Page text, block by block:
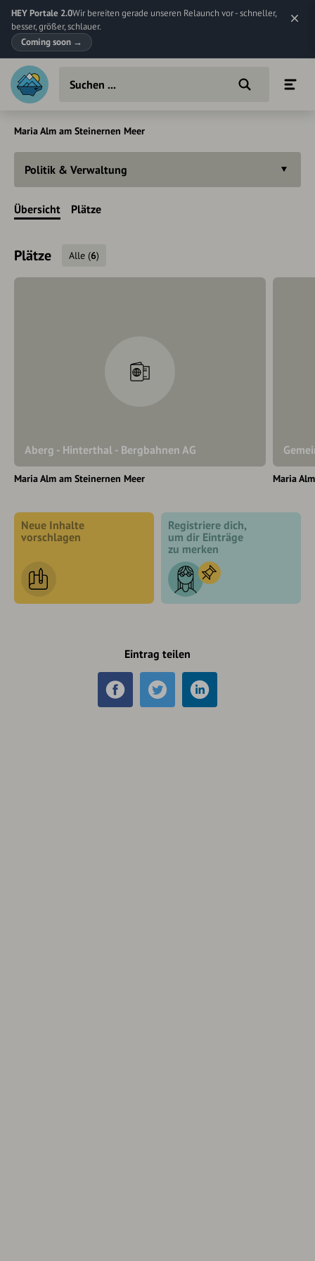
HEY Portale 2.0Wir bereiten gerade unseren Relaunch vor - schneller,
besser, größer, schlauer.
Coming soon →
Maria Alm am Steinernen Meer
Politik & Verwaltung
Übersicht Plätze
Plätze Alle (6)
Aberg - Hinterthal - Bergbahnen AG
Maria Alm am Steinernen Meer Maria
Neue Inhalte
vorschlagen
Registriere dich,
um dir Einträge
zu merken
Eintrag teilen